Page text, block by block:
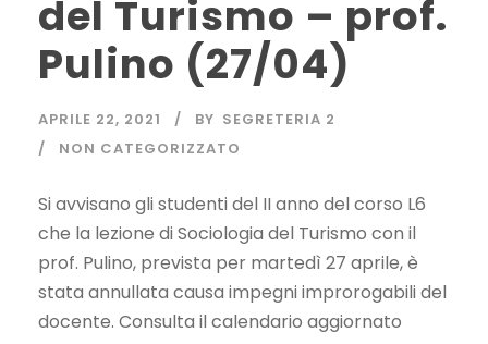
del Turismo – prof.
Pulino (27/04)
APRILE 22, 2021 BY SEGRETERIA 2
NON CATEGORIZZATO
Si avvisano gli studenti del II anno del corso L6
che la lezione di Sociologia del Turismo con il
prof. Pulino, prevista per martedì 27 aprile, è
stata annullata causa impegni improrogabili del
docente. Consulta il calendario aggiornato